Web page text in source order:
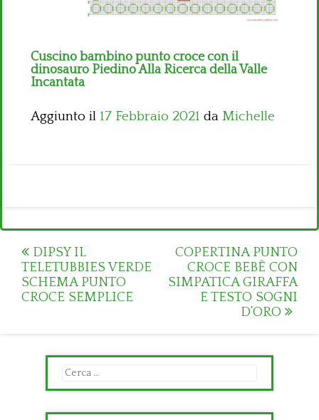
Cuscino bambino punto croce con il
dinosauro Piedino Alla Ricerca della Valle
Incantata
Aggiunto il 17 Febbraio 2021 da Michelle
Post
navigation
DIPSY IL
TELETUBBIES VERDE
SCHEMA PUNTO
CROCE SEMPLICE
COPERTINA PUNTO
CROCE BEBÈ CON
SIMPATICA GIRAFFA
E TESTO SOGNI
D’ORO
Ricerca
per: